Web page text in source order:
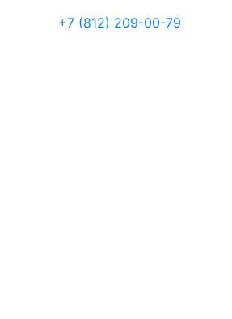
+7 (812) 209-00-79